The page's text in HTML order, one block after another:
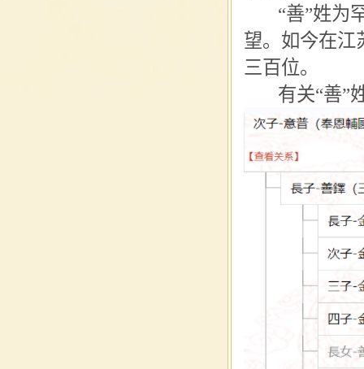
“善”姓为
望。如今在江
三百位。
有关“善”